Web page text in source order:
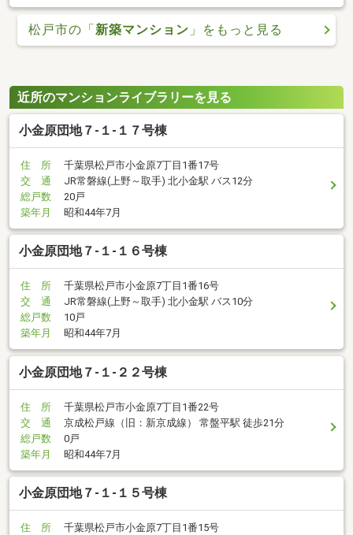
松戸市の「新築マンション 」をもっと見る
近所のマンションライブラリーを見る
小金原団地７-１-１７号棟
住 所
千葉県松戸市小金原7丁目1番17号
交 通
JR常磐線(上野～取手) 北小金駅 バス12分
総戸数
20戸
築年月
昭和44年7月
小金原団地７-１-１６号棟
住 所
千葉県松戸市小金原7丁目1番16号
交 通
JR常磐線(上野～取手) 北小金駅 バス10分
総戸数
10戸
築年月
昭和44年7月
小金原団地７-１-２２号棟
住 所
千葉県松戸市小金原7丁目1番22号
交 通
京成松戸線（旧：新京成線） 常盤平駅 徒歩21分
総戸数
0戸
築年月
昭和44年7月
小金原団地７-１-１５号棟
住 所
千葉県松戸市小金原7丁目1番15号